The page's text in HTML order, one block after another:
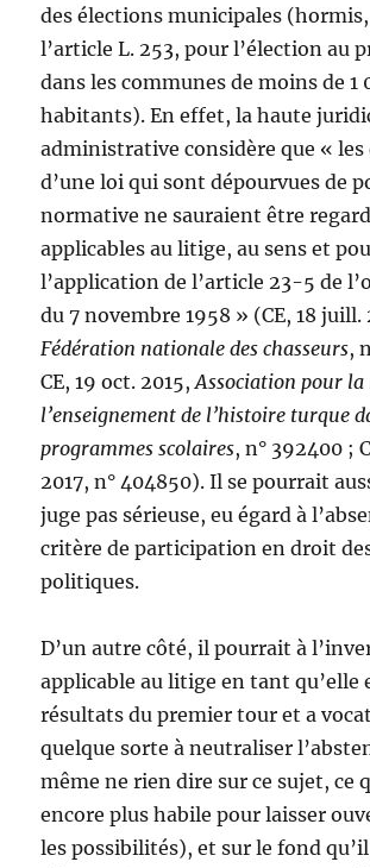
des élections municipales
l’article L. 253, pour l’élection au
dans les communes de moins de 1
habitants). En effet, la haute
administrative considère que «
d’une loi qui sont dépourvues de
normative ne sauraient être
applicables au litige, au sens et
l’application de l’article 23-5 de
du 7 novembre 1958 » (CE, 18 juill.
Fédération nationale des chasseurs,
CE, 19 oct. 2015,Association pour
l’enseignement de l’histoire turque
programmes scolaires, n° 392400 ;
2017, n° 404850). Il se pourrait
juge pas sérieuse, eu égard à
critère de participation en droit
politiques.
D’un autre côté, il pourrait à
applicable au litige en tant qu’elle
résultats du premier tour et a
quelque sorte à neutraliser
même ne rien dire sur ce sujet, ce
encore plus habile pour laisser
les possibilités), et sur le fond